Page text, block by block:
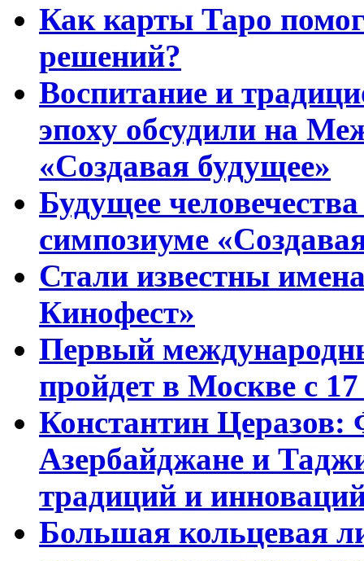
Как карты Таро
решений?
Воспитание и
эпоху обсудили на
«Создавая будущее»
Будущее
симпозиуме
Стали известны
Кинофест»
Первый
пройдет в Москве с
Константин Церазов:
Азербайджане и
традиций и
Большая кольцевая